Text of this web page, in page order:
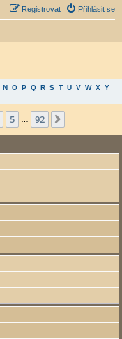
Přihlásit se
Registrovat
N O P Q R S T U V W X Y
5 92